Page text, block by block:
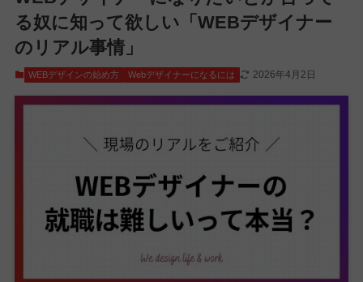
る奴に知って欲しい「WEBデザイナー
のリアル事情」
WEBデザインの始め方 Webデザイナーになるには 2026年4月2日